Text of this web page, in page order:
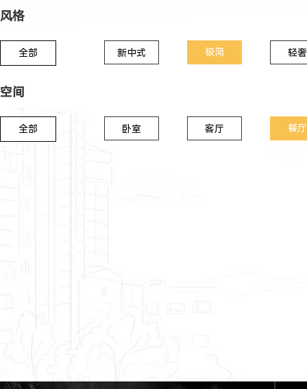
风格
全部 新中式 极简 轻奢
空间
全部 卧室 客厅 餐厅